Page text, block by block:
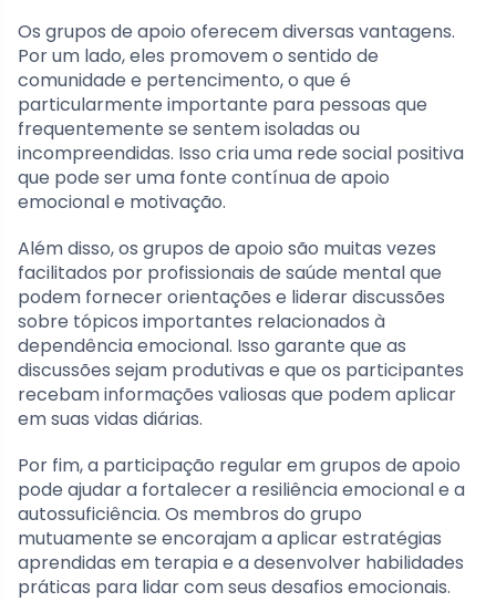
Os grupos de apoio oferecem diversas vantagens.
Por um lado, eles promovem o sentido de
comunidade e pertencimento, o que é
particularmente importante para pessoas que
frequentemente se sentem isoladas ou
incompreendidas. Isso cria uma rede social positiva
que pode ser uma fonte contínua de apoio
emocional e motivação.
Além disso, os grupos de apoio são muitas vezes
facilitados por profissionais de saúde mental que
podem fornecer orientações e liderar discussões
sobre tópicos importantes relacionados à
dependência emocional. Isso garante que as
discussões sejam produtivas e que os participantes
recebam informações valiosas que podem aplicar
em suas vidas diárias.
Por fim, a participação regular em grupos de apoio
pode ajudar a fortalecer a resiliência emocional e a
autossuficiência. Os membros do grupo
mutuamente se encorajam a aplicar estratégias
aprendidas em terapia e a desenvolver habilidades
práticas para lidar com seus desafios emocionais.